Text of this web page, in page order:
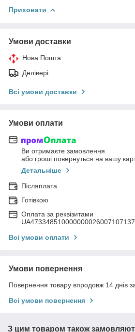
Приховати
Умови доставки
Нова Пошта
Делівері
Всі умови доставки
Умови оплати
Ви отримаєте замовлення
або гроші повернуться на вашу
Детальніше
Післяплата
Готівкою
Оплата за реквізитами
UA473348510000000026007107137
Всі умови оплати
Умови повернення
Повернення товару впродовж 14 днів
Всі умови повернення
З цим товаром також